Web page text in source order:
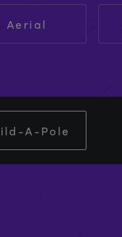
Aerial
A-Pole